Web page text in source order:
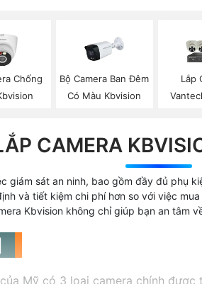
Chống
Bộ Camera Ban Đêm
Có Màu Kbvision
Lắp
CAMERA
giám sát an ninh, bao gồm đầy đủ phụ
và tiết kiệm chi phí hơn so với việc
Kbvision không chỉ giúp bạn an tâm
Mỹ có 3 loại camera chính